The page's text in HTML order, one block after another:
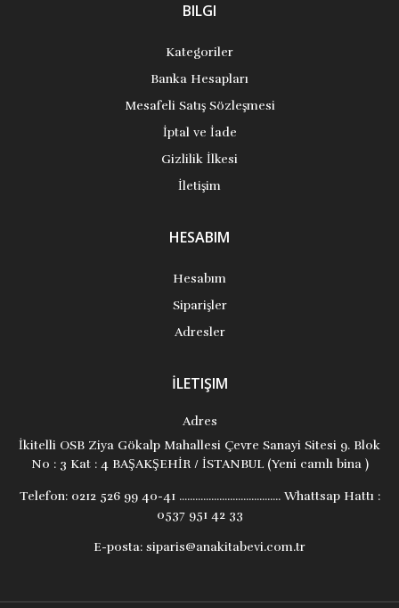
BILGI
Kategoriler
Banka Hesapları
Mesafeli Satış Sözleşmesi
İptal ve İade
Gizlilik İlkesi
İletişim
HESABIM
Hesabım
Siparişler
Adresler
İLETIŞIM
Adres
İkitelli OSB Ziya Gökalp Mahallesi Çevre Sanayi Sitesi 9. Blok
No : 3 Kat : 4 BAŞAKŞEHİR / İSTANBUL (Yeni camlı bina )
Telefon:0212 526 99 40-41 ...................................... Whattsap Hattı :
0537 951 42 33
E-posta: siparis@anakitabevi.com.tr